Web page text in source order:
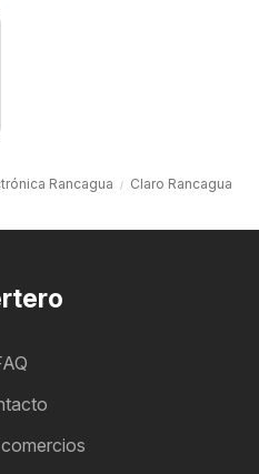
Rancagua Claro Rancagua